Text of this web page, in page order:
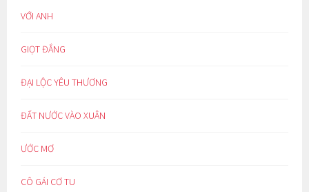
VỚI ANH
GIỌT ĐẮNG
ĐẠI LỘC YÊU THƯƠNG
ĐẤT NƯỚC VÀO XUÂN
ƯỚC MƠ
CÔ GÁI CƠ TU